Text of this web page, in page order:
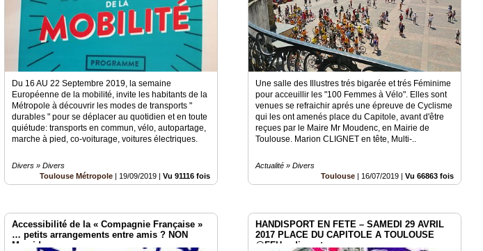
Du 16 AU 22 Septembre 2019, la semaine
Européenne de la mobilité, invite les habitants de la
Métropole à découvrir les modes de transports "
durables " pour se déplacer au quotidien et en toute
quiétude: transports en commun, vélo, autopartage,
marche à pied, co-voiturage, voitures électriques.
Divers » Divers
Toulouse Métropole | 19/09/2019 |Vu 91116 fois
Une salle des Illustres trés bigarée et trés Féminime
pour acceuillir les "100 Femmes à Vélo". Elles sont
venues se refraichir aprés une épreuve de Cyclisme
qui les ont amenés place du Capitole, avant d'être
reçues par le Maire Mr Moudenc, en Mairie de
Toulouse. Marion CLIGNET en tête, Multi-..
Actualité » Divers
Toulouse | 16/07/2019 |Vu 66863 fois
Accessibilité de la « Compagnie Française »
… petits arrangements entre amis ? NON
Merci !
HANDISPORT EN FETE – SAMEDI 29 AVRIL
2017 PLACE DU CAPITOLE A TOULOUSE